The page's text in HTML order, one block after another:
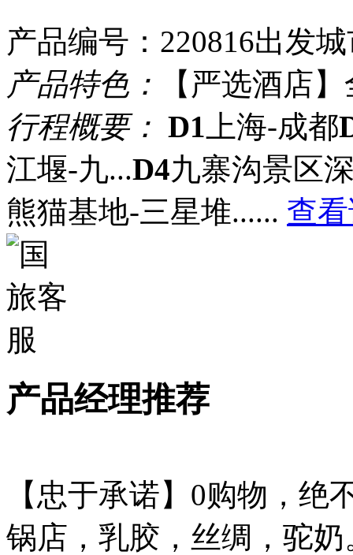
产品编号：220816出发
产品特色：
【严选酒店
行程概要： D1 上海-成都
江堰-九...D4九寨沟景区
熊猫基地-三星堆...... 查
产品经理推荐
【忠于承诺】0购物，
锅店，乳胶，丝绸，驼